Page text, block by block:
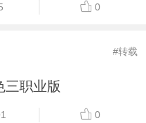
0
#转载
三职业版
0